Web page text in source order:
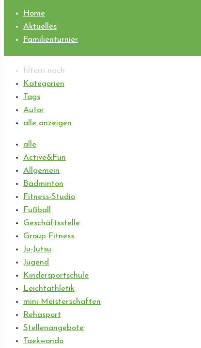
Home
Aktuelles
Familienturnier
filtern nach
Kategorien
Tags
Autor
alle anzeigen
alle
Active&Fun
Allgemein
Badminton
Fitness-Studio
Fußball
Geschäftsstelle
Group Fitness
Ju-Jutsu
Jugend
Kindersportschule
Leichtathletik
mini-Meisterschaften
Rehasport
Stellenangebote
Taekwondo